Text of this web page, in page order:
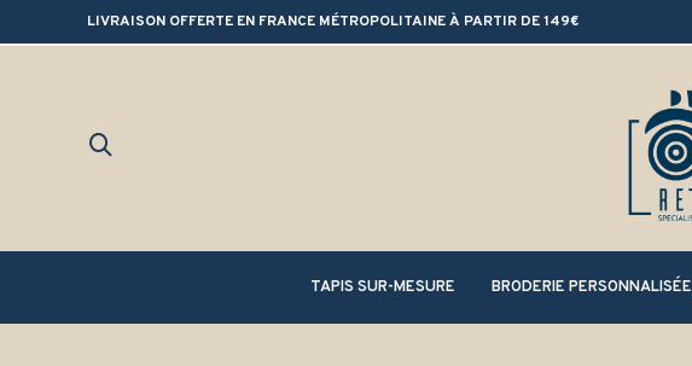
LIVRAISON OFFERTE EN FRANCE MÉTROPOLITAINE À PARTIR DE 149€
TAPIS SUR-MESURE BRODERIE PERSONNALISÉE